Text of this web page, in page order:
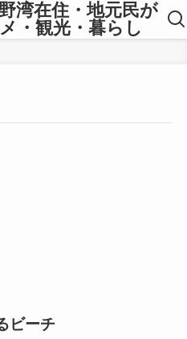
湾在住・地元民が
・観光・暮らし
ビーチ